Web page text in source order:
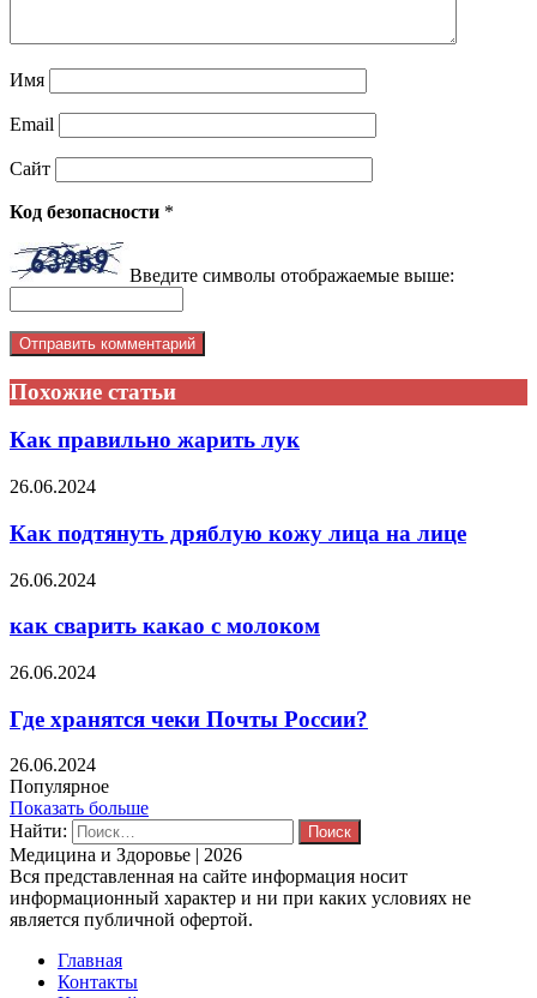
Имя
Email
Сайт
Код безопасности *
Введите символы отображаемые выше:
Похожие статьи
Как правильно жарить лук
26.06.2024
Как подтянуть дряблую кожу лица на лице
26.06.2024
как сварить какао с молоком
26.06.2024
Где хранятся чеки Почты России?
26.06.2024
Популярное
Показать больше
Найти:
Медицина и Здоровье | 2026
Вся представленная на сайте информация носит
информационный характер и ни при каких условиях не
является публичной офертой.
Главная
Контакты